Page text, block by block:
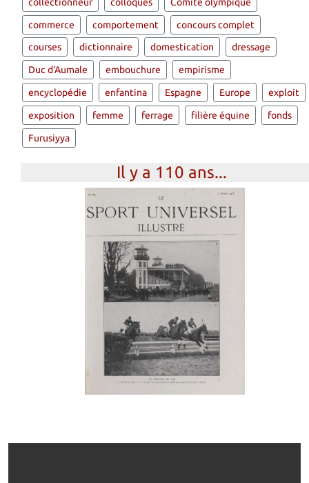
commerce comportement concours complet
courses dictionnaire domestication dressage
Duc d'Aumale embouchure empirisme
encyclopédie enfantina Espagne Europe exploit
exposition femme ferrage filière équine fonds
Furusiyya
Il y a 110 ans...